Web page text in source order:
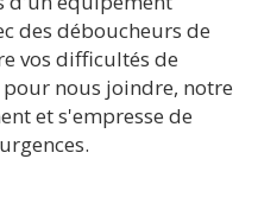
des déboucheurs de
vos difficultés de
nous joindre, notre
et s'empresse de